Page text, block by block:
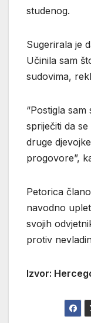
studenog.
Sugerirala je
Učinila sam
sudovima,
“Postigla
spriječiti da
druge
progovore”,
Petorica
navodno
svojih
protiv
Izvor: